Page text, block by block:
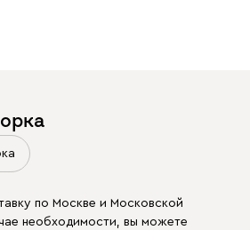
по Москве и Московской
необходимости, вы можете